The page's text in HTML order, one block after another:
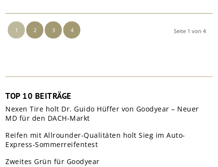
Seite 1 von 4
1 2 3 4
TOP 10 BEITRÄGE
Nexen Tire holt Dr. Guido Hüffer von Goodyear – Neuer
MD für den DACH-Markt
Reifen mit Allrounder-Qualitäten holt Sieg im Auto-
Express-Sommerreifentest
Zweites Grün für Goodyear